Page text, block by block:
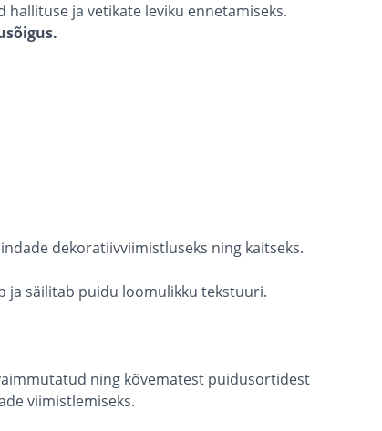
hallituse ja vetikate leviku ennetamiseks.
dekoratiivviimistluseks ning kaitseks.
ja säilitab puidu loomulikku tekstuuri.
ning kõvematest puidusortidest
viimistlemiseks.